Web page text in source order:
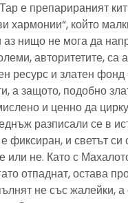
е препарираният
хармонии“, който
нищо не мога да
авторитетите, са
ресурс и златен
а защото, подобно
и ценно да
разписали се в
фиксиран, и светът
или не. Като с
отпаднат, остава
не със жалейки,